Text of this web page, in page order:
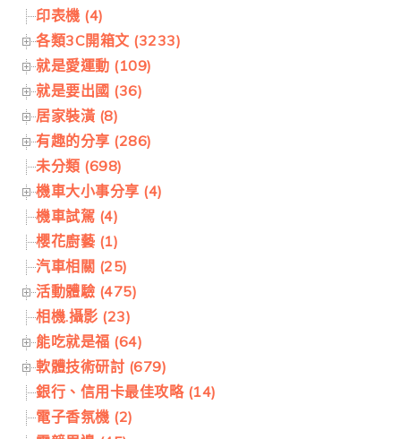
印表機 (4)
各類3C開箱文 (3233)
就是愛運動 (109)
就是要出國 (36)
居家裝潢 (8)
有趣的分享 (286)
未分類 (698)
機車大小事分享 (4)
機車試駕 (4)
櫻花廚藝 (1)
汽車相關 (25)
活動體驗 (475)
相機.攝影 (23)
能吃就是福 (64)
軟體技術研討 (679)
銀行、信用卡最佳攻略 (14)
電子香氛機 (2)